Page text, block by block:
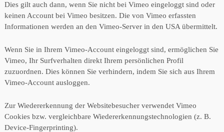
Dies gilt auch dann, wenn Sie nicht bei Vimeo eingeloggt sind oder
keinen Account bei Vimeo besitzen. Die von Vimeo erfassten
Informationen werden an den Vimeo-Server in den USA übermittelt.
Wenn Sie in Ihrem Vimeo-Account eingeloggt sind, ermöglichen Sie
Vimeo, Ihr Surfverhalten direkt Ihrem persönlichen Profil
zuzuordnen. Dies können Sie verhindern, indem Sie sich aus Ihrem
Vimeo-Account ausloggen.
Zur Wiedererkennung der Websitebesucher verwendet Vimeo
Cookies bzw. vergleichbare Wiedererkennungstechnologien (z. B.
Device-Fingerprinting).